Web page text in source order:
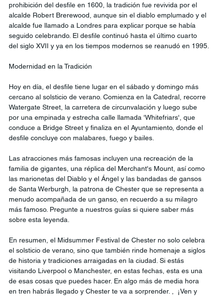
prohibición del desfile en 1600, la tradición fue revivida por el
alcalde Robert Brerewood, aunque sin el diablo emplumado y el
alcalde fue llamado a Londres para explicar porque se había
seguido celebrando. El desfile continuó hasta el último cuarto
del siglo XVII y ya en los tiempos modernos se reanudó en 1995.
Modernidad en la Tradición
Hoy en día, el desfile tiene lugar en el sábado y domingo más
cercano al solsticio de verano. Comienza en la Catedral, recorre
Watergate Street, la carretera de circunvalación y luego sube
por una empinada y estrecha calle llamada 'Whitefriars', que
conduce a Bridge Street y finaliza en el Ayuntamiento, donde el
desfile concluye con malabares, fuego y bailes.
Las atracciones más famosas incluyen una recreación de la
familia de gigantes, una réplica del Merchant's Mount, así como
las marionetas del Diablo y el Ángel y las bandadas de gansos
de Santa Werburgh, la patrona de Chester que se representa a
menudo acompañada de un ganso, en recuerdo a su milagro
más famoso. Pregunte a nuestros guías si quiere saber más
sobre esta leyenda.
En resumen, el Midsummer Festival de Chester no solo celebra
el solsticio de verano, sino que también rinde homenaje a siglos
de historia y tradiciones arraigadas en la ciudad. Si estás
visitando Liverpool o Manchester, en estas fechas, esta es una
de esas cosas que puedes hacer. En algo más de media hora
en tren habrás llegado y Chester te va a sorprender. ,  ¡Ven y